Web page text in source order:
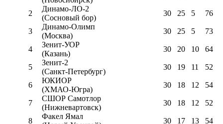
2
Динамо-ЛО-2
(Сосновый бор)
30 25 5 76
3
Динамо-Олимп
(Москва)
30 25 5 73
4
Зенит-УОР
(Казань)
30 20 10 64
5
Зенит-2
(Санкт-Петербург)
30 19 11 52
6
ЮКИОР
(ХМАО-Югра)
30 18 12 54
7
СШОР Самотлор
(Нижневартовск)
30 18 12 52
8
Факел Ямал
30 17 13 54